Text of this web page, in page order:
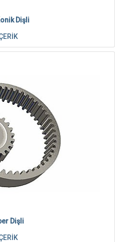
Dişli
Dişli